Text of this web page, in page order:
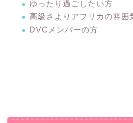
ゆったり過ごしたい方
高級さよりアフリカの雰囲
DVCメンバーの方